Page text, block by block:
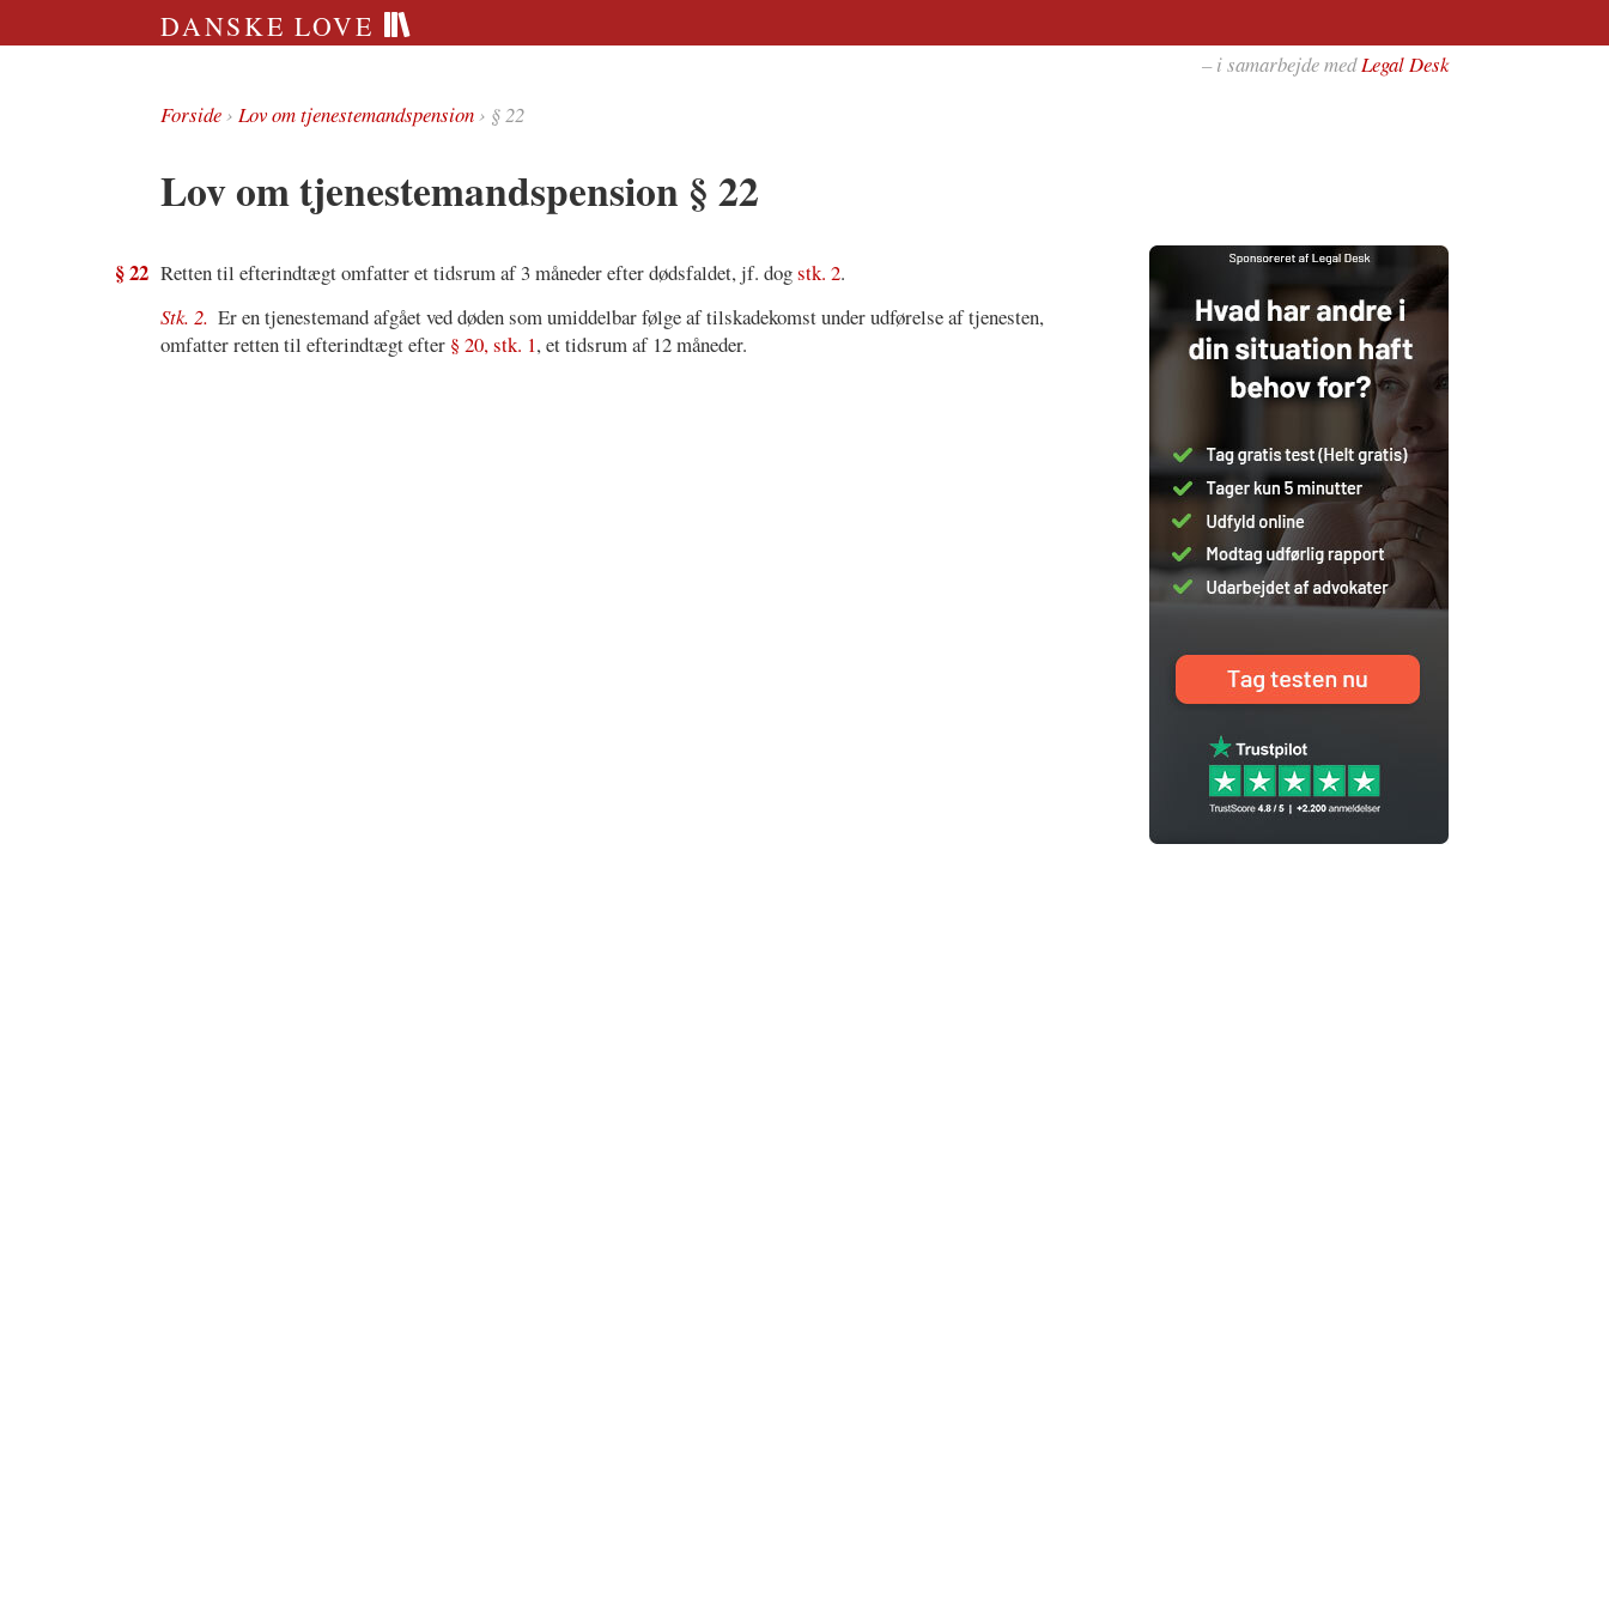
DANSKE LOVE
– i samarbejde medLegal Desk
Forside›Lov om tjenestemandspension› § 22
Lov om tjenestemandspension § 22
§ 22 Retten til efterindtægt omfatter et tidsrum af 3 måneder efter dødsfaldet, jf. dogstk. 2.
Stk. 2. Er en tjenestemand afgået ved døden som umiddelbar følge af tilskadekomst under udførelse af tjenesten,
omfatter retten til efterindtægt efter § 20, stk. 1, et tidsrum af 12 måneder.